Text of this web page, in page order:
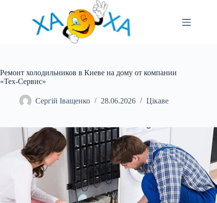
Ремонт холодильников в Киеве на дому от компании
«Тех-Сервис»
Сергій Іващенко 28.06.2026 Цікаве